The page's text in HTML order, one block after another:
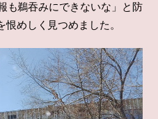
も鵜吞みにできないな」と防
めしく見つめました。